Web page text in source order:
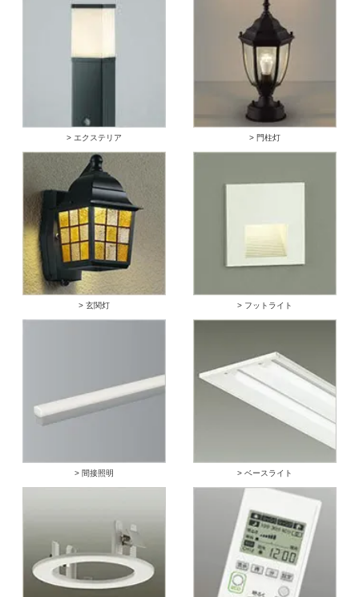
> エクステリア > 門柱灯
> 玄関灯 > フットライト
> 間接照明 > ベースライト